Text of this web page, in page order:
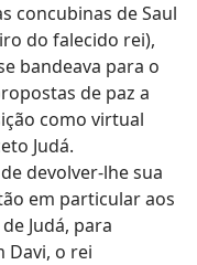
concubinas de Saul
do falecido rei),
bandeava para o
de paz a
como virtual
Judá.
devolver-lhe sua
em particular aos
Judá, para
Davi, o rei